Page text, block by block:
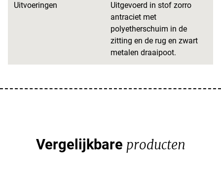
Uitvoeringen
Uitgevoerd in stof zorro
antraciet met
polyetherschuim in de
zitting en de rug en zwart
metalen draaipoot.
Vergelijkbare producten